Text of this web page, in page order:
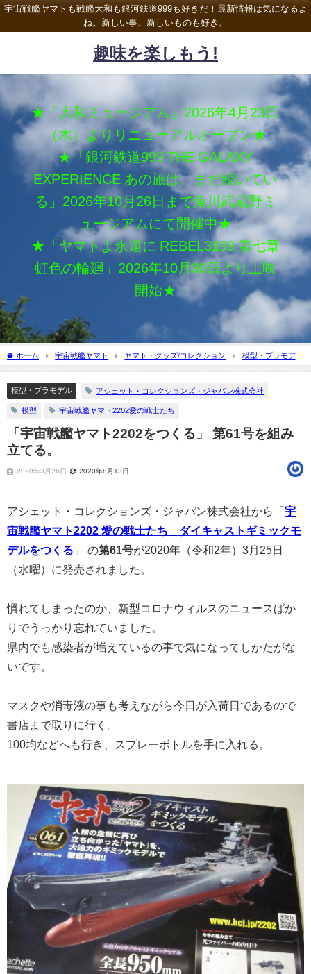
宇宙戦艦ヤマトも戦艦大和も銀河鉄道999も好きだ！最新情報は気になるよ
ね。新しい事、新しいものも好き。
趣味を楽しもう!
★「大和ミュージアム」2026年4月23日
（木）よりリニューアルオープン★
★「銀河鉄道999 THE GALAXY
EXPERIENCE あの旅は、まだ続いてい
る」2026年10月26日まで角川武蔵野ミ
ュージアムにて開催中★
★「ヤマトよ永遠に REBEL3199 第七章
虹色の輪廻」2026年10月30日より上映
開始★
ホーム 宇宙戦艦ヤマト ヤマト・グッズ/コレクション
模型・プラモデ
模型・プラモデル アシェット・コレクションズ・ジャパン株式会社
模型 宇宙戦艦ヤマト2202愛の戦士たち
「宇宙戦艦ヤマト2202をつくる」 第61号を組み
立てる。
2020年3月26日 2020年8月13日
アシェット・コレクションズ・ジャパン株式会社から「 宇
宙戦艦ヤマト2202 愛の戦士たち ダイキャストギミックモ
デルをつくる 」 の第61号が2020年（令和2年）3月25日
（水曜）に発売されました。
慣れてしまったのか、新型コロナウィルスのニュースばか
りでうっかり忘れていました。
県内でも感染者が増えているの事で気になってしかたがな
いです。
マスクや消毒液の事も考えながら今日が入荷日であるので
書店まで取りに行く。
100均などへも行き、スプレーボトルを手に入れる。